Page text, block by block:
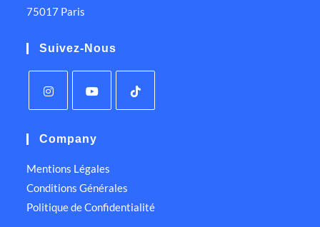
75017 Paris
Suivez-Nous
Company
Mentions Légales
Conditions Générales
Politique de Confidentialité